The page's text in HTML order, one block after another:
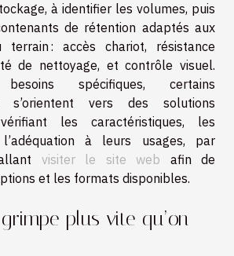
à identifier les volumes, puis
de rétention adaptés aux
terrain : accès chariot, résistance
de nettoyage, et contrôle visuel.
spécifiques, certains
s’orientent vers des solutions
les caractéristiques, les
à leurs usages, par
visiter le site web afin de
et les formats disponibles.
plus vite qu’on